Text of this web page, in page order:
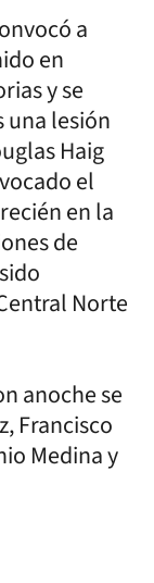
a
en
y se
una lesión
Haig
el
en la
de
Norte
anoche se
Francisco
Medina y